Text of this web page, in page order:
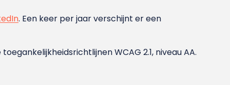
. Een keer per jaar verschijnt er een
WCAG 2.1, niveau AA.